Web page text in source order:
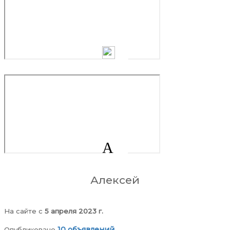
Поставки оптовые орехи, сухофрукты, овощи
Клубника для производства клубники в шоколаде
А
Алексей
На сайте c 5 апреля 2023 г.